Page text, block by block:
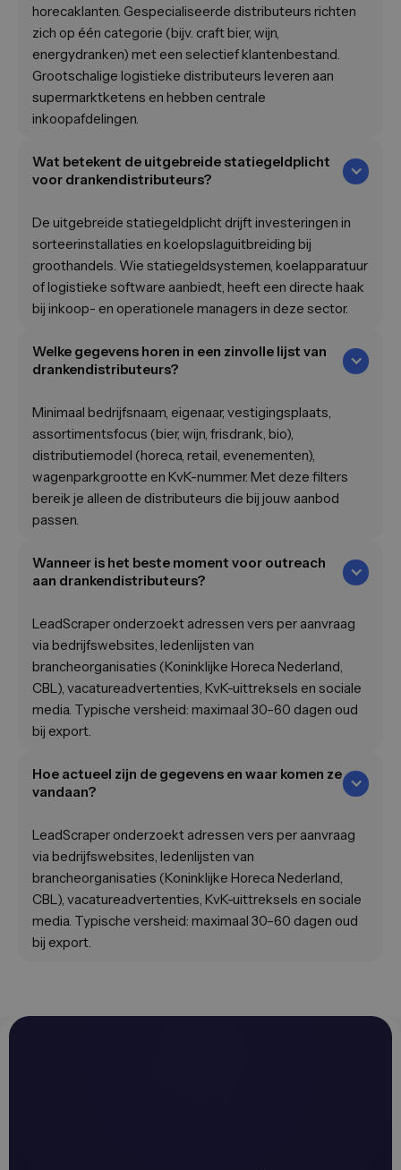
horecaklanten. Gespecialiseerde distributeurs richten
zich op één categorie (bijv. craft bier, wijn,
energydranken) met een selectief klantenbestand.
Grootschalige logistieke distributeurs leveren aan
supermarktketens en hebben centrale
inkoopafdelingen.
Wat betekent de uitgebreide statiegeldplicht
voor drankendistributeurs?
De uitgebreide statiegeldplicht drijft investeringen in
sorteerinstallaties en koelopslaguitbreiding bij
groothandels. Wie statiegeldsystemen, koelapparatuur
of logistieke software aanbiedt, heeft een directe haak
bij inkoop- en operationele managers in deze sector.
Welke gegevens horen in een zinvolle lijst van
drankendistributeurs?
Minimaal bedrijfsnaam, eigenaar, vestigingsplaats,
assortimentsfocus (bier, wijn, frisdrank, bio),
distributiemodel (horeca, retail, evenementen),
wagenparkgrootte en KvK-nummer. Met deze filters
bereik je alleen de distributeurs die bij jouw aanbod
passen.
Wanneer is het beste moment voor outreach
aan drankendistributeurs?
LeadScraper onderzoekt adressen vers per aanvraag
via bedrijfswebsites, ledenlijsten van
brancheorganisaties (Koninklijke Horeca Nederland,
CBL), vacatureadvertenties, KvK-uittreksels en sociale
media. Typische versheid: maximaal 30–60 dagen oud
bij export.
Hoe actueel zijn de gegevens en waar komen ze
vandaan?
LeadScraper onderzoekt adressen vers per aanvraag
via bedrijfswebsites, ledenlijsten van
brancheorganisaties (Koninklijke Horeca Nederland,
CBL), vacatureadvertenties, KvK-uittreksels en sociale
media. Typische versheid: maximaal 30–60 dagen oud
bij export.